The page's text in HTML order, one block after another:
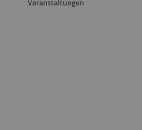
Veranstaltungen